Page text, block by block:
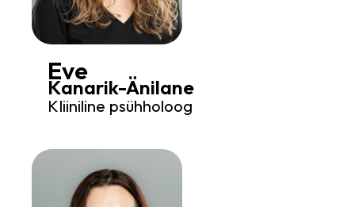
Eve
Kanarik-Änilane
Kliiniline psühholoog